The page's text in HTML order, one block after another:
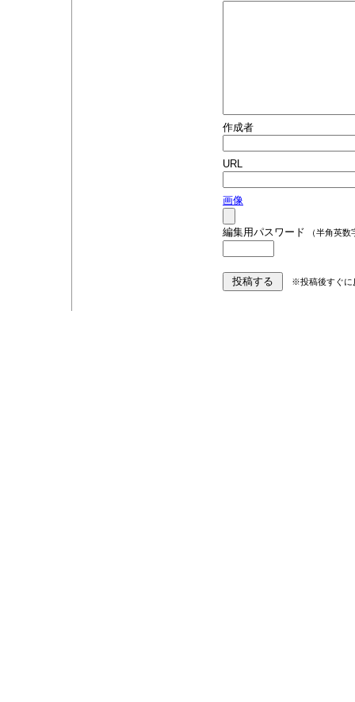
作成者
URL
画像
編集用パスワード （半角英数
※投稿後すぐに